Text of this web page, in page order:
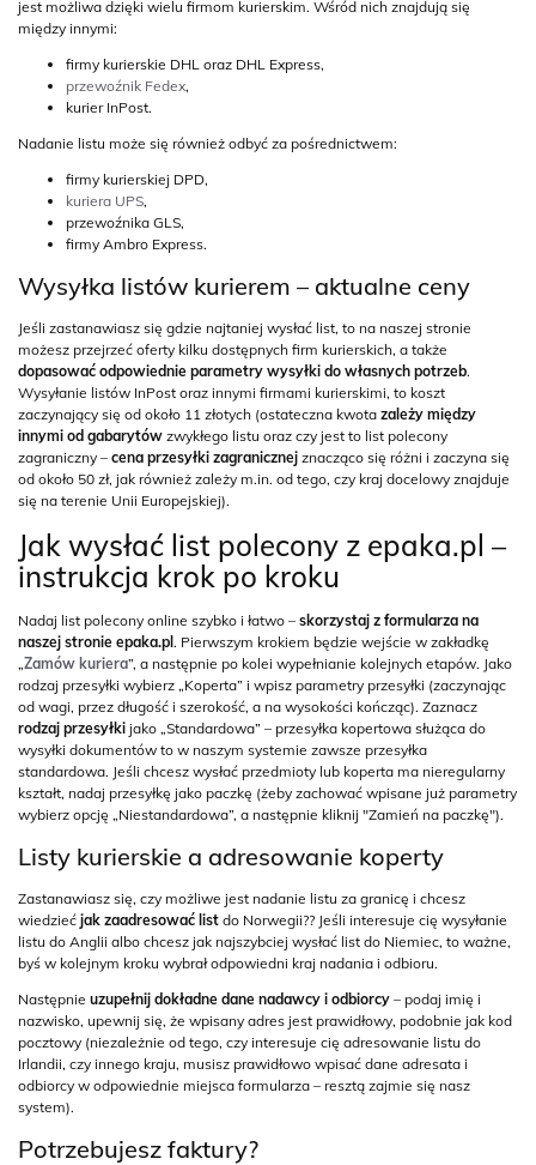
jest możliwa dzięki wielu firmom kurierskim. Wśród nich znajdują się
między innymi:
firmy kurierskie DHL oraz DHL Express,
przewoźnik Fedex,
kurier InPost.
Nadanie listu może się również odbyć za pośrednictwem:
firmy kurierskiej DPD,
kuriera UPS,
przewoźnika GLS,
firmy Ambro Express.
Wysyłka listów kurierem – aktualne ceny
Jeśli zastanawiasz się gdzie najtaniej wysłać list, to na naszej stronie
możesz przejrzeć oferty kilku dostępnych firm kurierskich, a także
dopasować odpowiednie parametry wysyłki do własnych potrzeb.
Wysyłanie listów InPost oraz innymi firmami kurierskimi, to koszt
zaczynający się od około 11 złotych (ostateczna kwota zależy między
innymi od gabarytów zwykłego listu oraz czy jest to list polecony
zagraniczny – cena przesyłki zagranicznej znacząco się różni i zaczyna się
od około 50 zł, jak również zależy m.in. od tego, czy kraj docelowy znajduje
się na terenie Unii Europejskiej).
Jak wysłać list polecony z epaka.pl –
instrukcja krok po kroku
Nadaj list polecony online szybko i łatwo – skorzystaj z formularza na
naszej stronie epaka.pl . Pierwszym krokiem będzie wejście w zakładkę
„Zamów kuriera”, a następnie po kolei wypełnianie kolejnych etapów. Jako
rodzaj przesyłki wybierz „Koperta” i wpisz parametry przesyłki (zaczynając
od wagi, przez długość i szerokość, a na wysokości kończąc). Zaznacz
rodzaj przesyłki jako „Standardowa” – przesyłka kopertowa służąca do
wysyłki dokumentów to w naszym systemie zawsze przesyłka
standardowa. Jeśli chcesz wysłać przedmioty lub koperta ma nieregularny
kształt, nadaj przesyłkę jako paczkę (żeby zachować wpisane już parametry
wybierz opcję „Niestandardowa”, a następnie kliknij "Zamień na paczkę").
Listy kurierskie a adresowanie koperty
Zastanawiasz się, czy możliwe jest nadanie listu za granicę i chcesz
wiedzieć jak zaadresować list do Norwegii?? Jeśli interesuje cię wysyłanie
listu do Anglii albo chcesz jak najszybciej wysłać list do Niemiec, to ważne,
byś w kolejnym kroku wybrał odpowiedni kraj nadania i odbioru.
Następnie uzupełnij dokładne dane nadawcy i odbiorcy – podaj imię i
nazwisko, upewnij się, że wpisany adres jest prawidłowy, podobnie jak kod
pocztowy (niezależnie od tego, czy interesuje cię adresowanie listu do
Irlandii, czy innego kraju, musisz prawidłowo wpisać dane adresata i
odbiorcy w odpowiednie miejsca formularza – resztą zajmie się nasz
system).
Potrzebujesz faktury?